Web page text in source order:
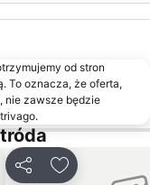
Kościuszkiod stron
To oznacza, że oferta,
nie zawsze będzie
UdostępnijDodaj do